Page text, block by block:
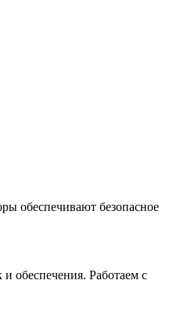
обеспечивают безопасное
обеспечения. Работаем с